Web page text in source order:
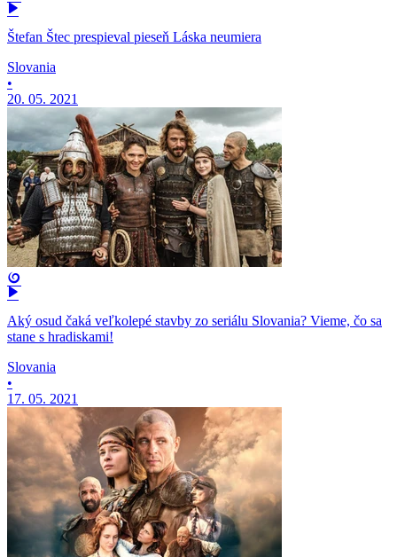
Štefan Štec prespieval pieseň Láska neumiera
Slovania
•
20. 05. 2021
Aký osud čaká veľkolepé stavby zo seriálu Slovania? Vieme, čo sa
stane s hradiskami!
Slovania
•
17. 05. 2021